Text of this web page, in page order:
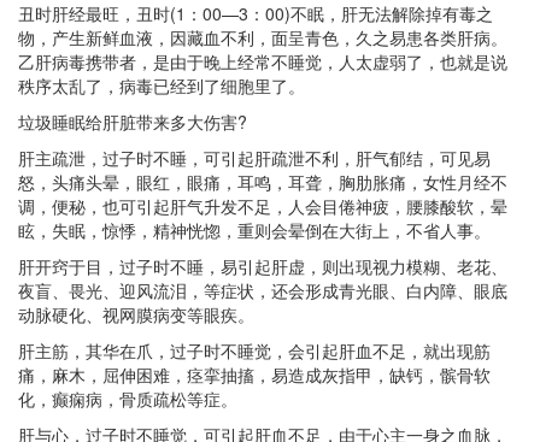
丑时肝经最旺，丑时(1：00—3：00)不眠，肝无法解除掉有毒之
物，产生新鲜血液，因藏血不利，面呈青色，久之易患各类肝病。
乙肝病毒携带者，是由于晚上经常不睡觉，人太虚弱了，也就是说
秩序太乱了，病毒已经到了细胞里了。
垃圾睡眠给肝脏带来多大伤害?
肝主疏泄，过子时不睡，可引起肝疏泄不利，肝气郁结，可见易
怒，头痛头晕，眼红，眼痛，耳鸣，耳聋，胸肋胀痛，女性月经不
调，便秘，也可引起肝气升发不足，人会目倦神疲，腰膝酸软，晕
眩，失眠，惊悸，精神恍惚，重则会晕倒在大街上，不省人事。
肝开窍于目，过子时不睡，易引起肝虚，则出现视力模糊、老花、
夜盲、畏光、迎风流泪，等症状，还会形成青光眼、白内障、眼底
动脉硬化、视网膜病变等眼疾。
肝主筋，其华在爪，过子时不睡觉，会引起肝血不足，就出现筋
痛，麻木，屈伸困难，痉挛抽搐，易造成灰指甲，缺钙，髌骨软
化，癫痫病，骨质疏松等症。
肝与心，过子时不睡觉，可引起肝血不足，由于心主一身之血脉，